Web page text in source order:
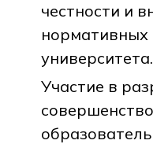
честности и
нормативных
университета.
Участие в